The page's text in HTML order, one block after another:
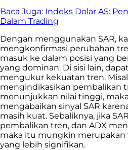
Baca Juga: Indeks Dolar AS:
Dalam Trading
Dengan menggunakan SAR,
mengkonfirmasi perubahan
masuk ke dalam posisi yang
yang dominan. Di sisi lain,
mengukur kekuatan tren.
mengindikasikan pembalikan
menunjukkan nilai tinggi,
mengabaikan sinyal SAR
masih kuat. Sebaliknya, jika
pembalikan tren, dan ADX
maka itu mungkin merupakan
yang lebih signifikan.